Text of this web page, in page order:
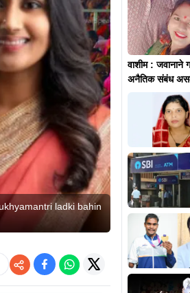
ladki bahin
वाशीम : जवानाने
अनैतिक संबंध